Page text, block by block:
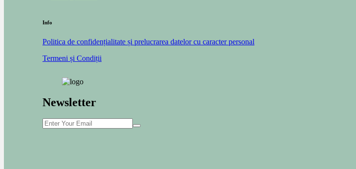
Info
Politica de confidențialitate și prelucrarea datelor cu caracter personal
Termeni și Condiții
Newsletter